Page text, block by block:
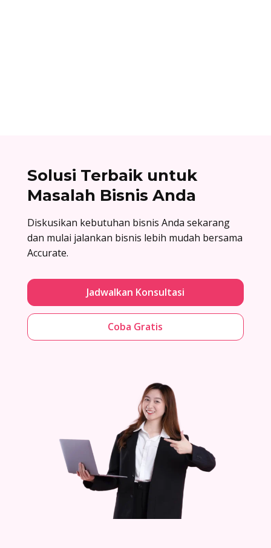
Solusi Terbaik untuk
Masalah Bisnis Anda
Diskusikan kebutuhan bisnis Anda sekarang
dan mulai jalankan bisnis lebih mudah bersama
Accurate.
Jadwalkan Konsultasi
Coba Gratis